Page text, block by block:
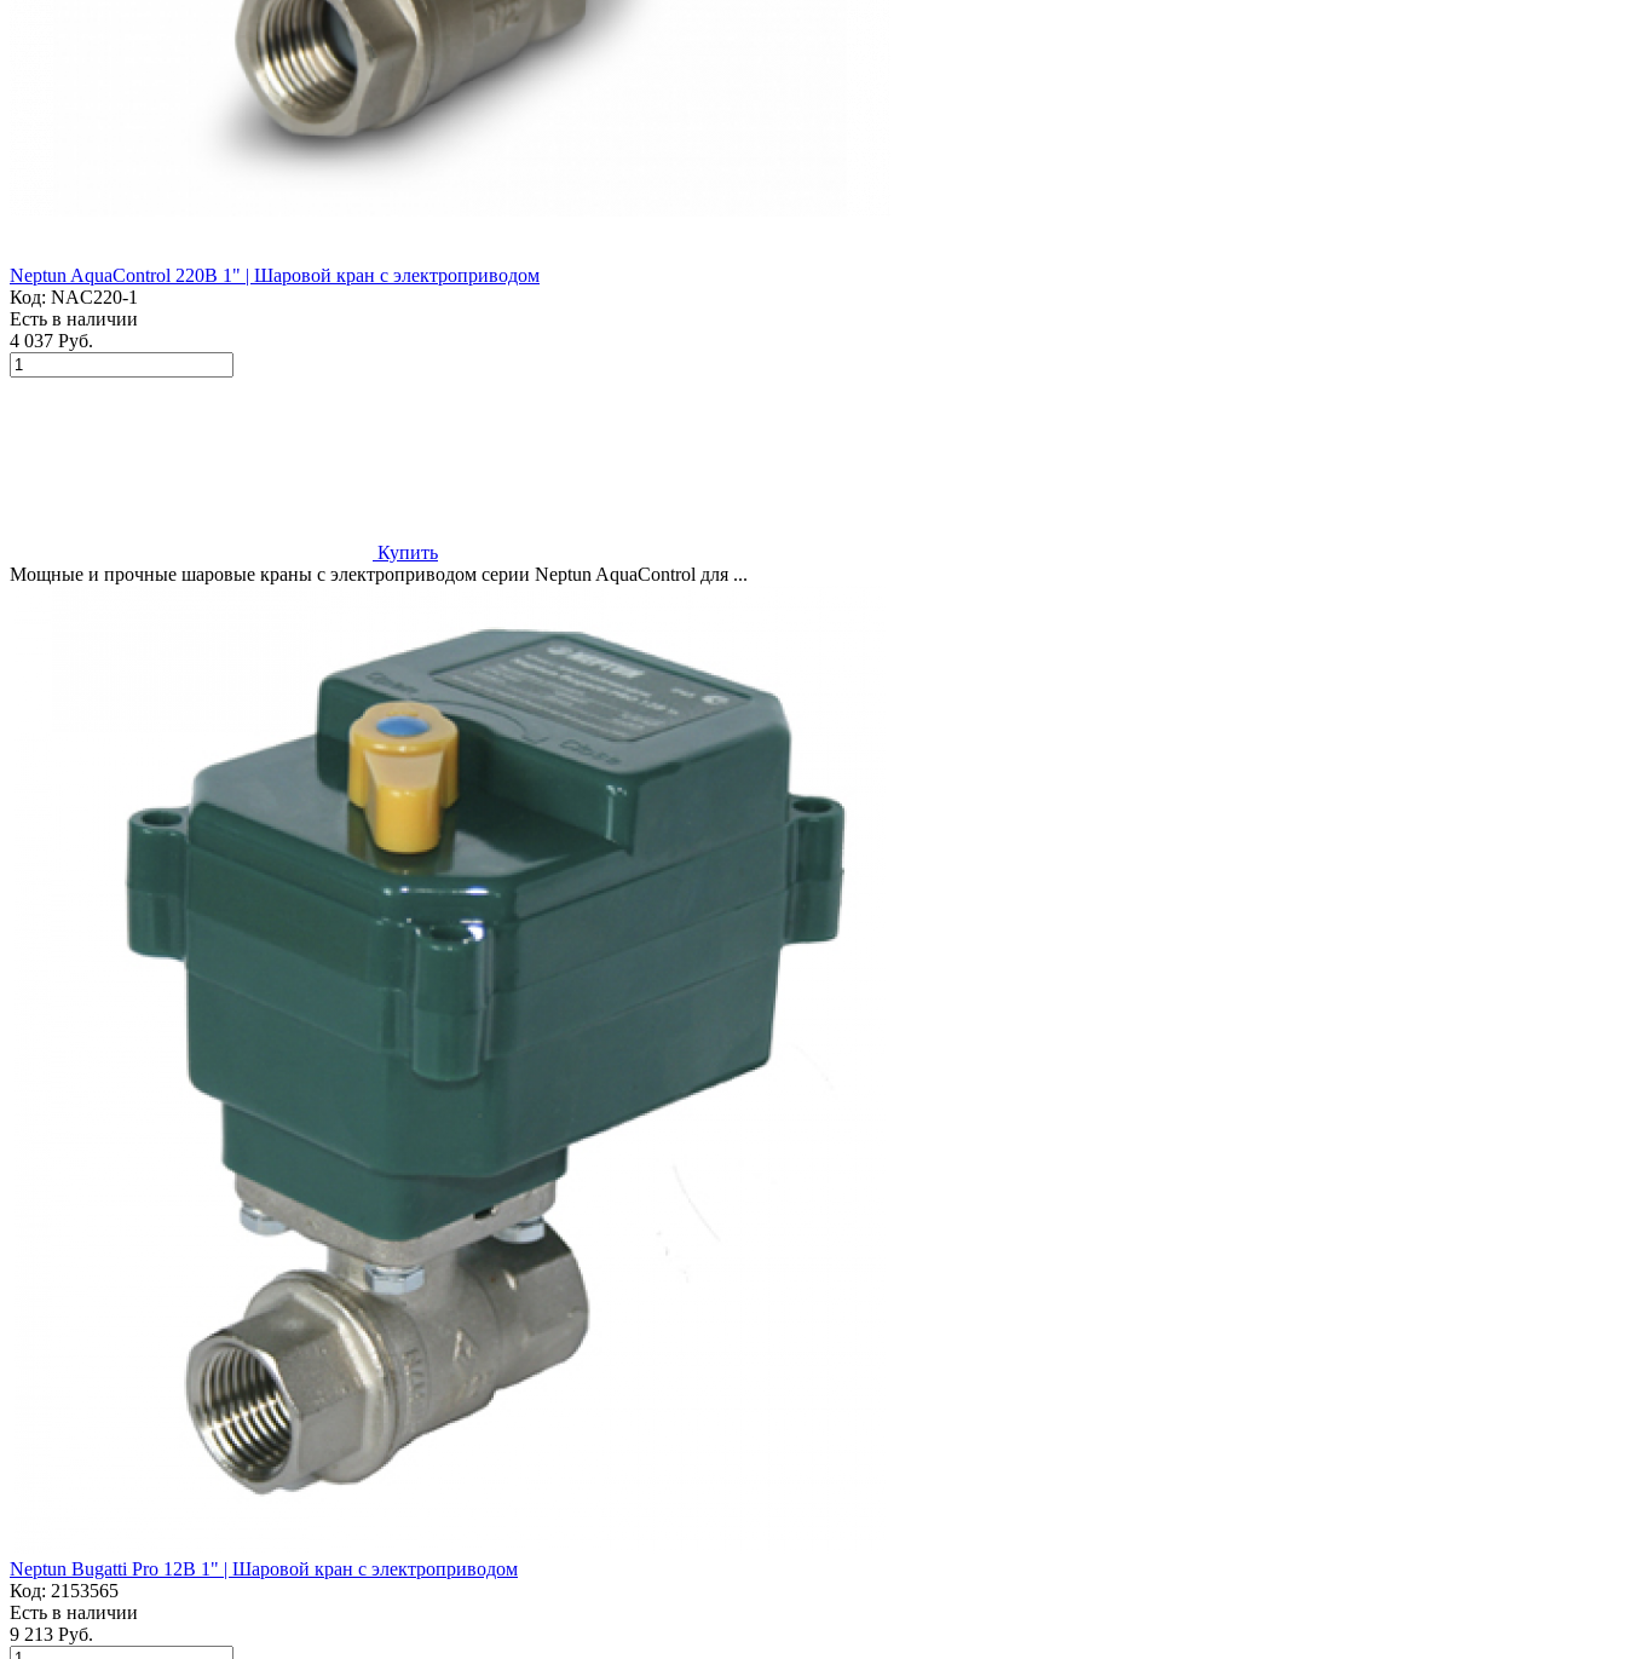
Neptun AquaControl 220В 1" | Шаровой кран с электроприводом
Код: NAC220-1
Есть в наличии
4 037 Руб.
Купить
Мощные и прочные шаровые краны с электроприводом серии Neptun AquaControl для ...
Neptun Bugatti Pro 12В 1" | Шаровой кран с электроприводом
Код: 2153565
Есть в наличии
9 213 Руб.